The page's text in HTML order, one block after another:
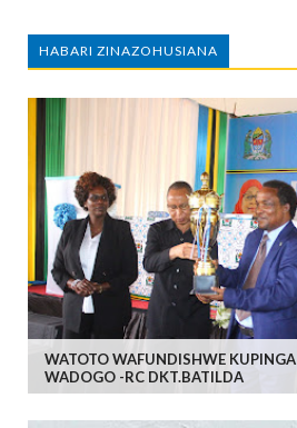
HABARI ZINAZOHUSIANA
WATOTO WAFUNDISHWE
WADOGO -RC DKT.BATILDA